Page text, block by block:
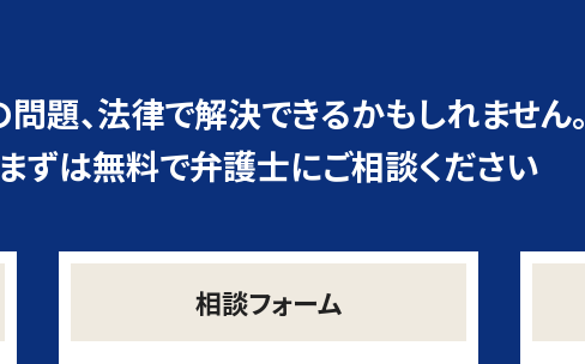
題、法律で解決できるかもしれません。
ずは無料で弁護士にご相談ください
相談フォーム